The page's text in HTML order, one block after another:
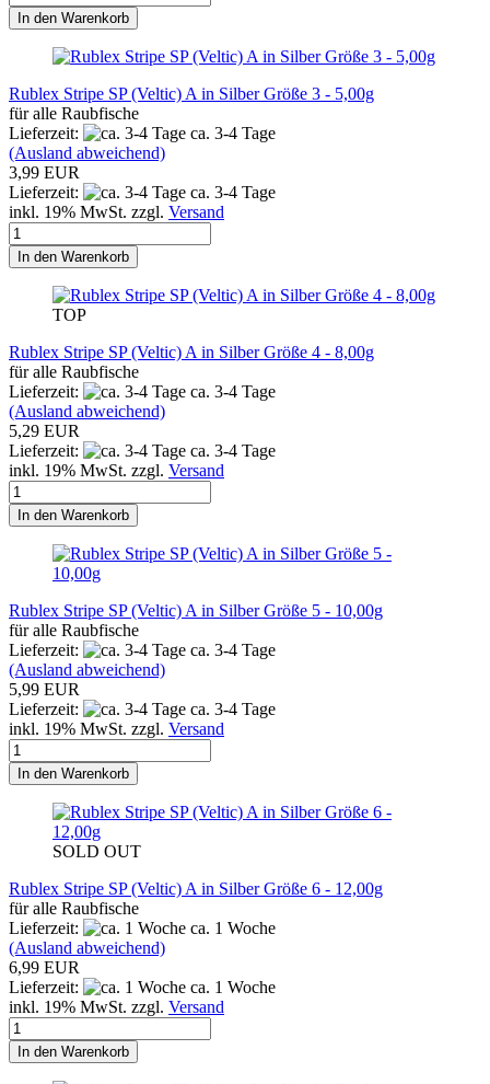
In den Warenkorb
Rublex Stripe SP (Veltic) A in Silber Größe 3 - 5,00g
für alle Raubfische
Lieferzeit:
ca. 3-4 Tage
(Ausland abweichend)
3,99 EUR
Lieferzeit:
ca. 3-4 Tage
inkl. 19% MwSt. zzgl. Versand
In den Warenkorb
TOP
Rublex Stripe SP (Veltic) A in Silber Größe 4 - 8,00g
für alle Raubfische
Lieferzeit:
ca. 3-4 Tage
(Ausland abweichend)
5,29 EUR
Lieferzeit:
ca. 3-4 Tage
inkl. 19% MwSt. zzgl. Versand
In den Warenkorb
Rublex Stripe SP (Veltic) A in Silber Größe 5 - 10,00g
für alle Raubfische
Lieferzeit:
ca. 3-4 Tage
(Ausland abweichend)
5,99 EUR
Lieferzeit:
ca. 3-4 Tage
inkl. 19% MwSt. zzgl. Versand
In den Warenkorb
SOLD OUT
Rublex Stripe SP (Veltic) A in Silber Größe 6 - 12,00g
für alle Raubfische
Lieferzeit:
ca. 1 Woche
(Ausland abweichend)
6,99 EUR
Lieferzeit:
ca. 1 Woche
inkl. 19% MwSt. zzgl. Versand
In den Warenkorb